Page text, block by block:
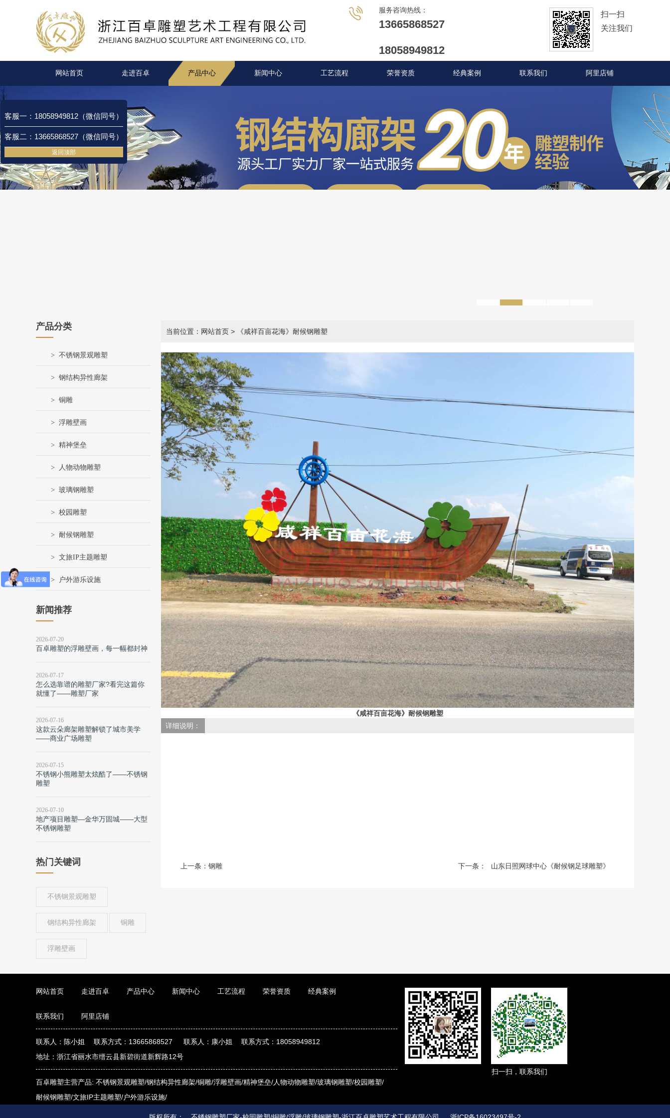
服务咨询热线：
13665868527
18058949812
扫一扫
关注我们
网站首页 走进百卓 产品中心 新闻中心 工艺流程 荣誉资质 经典案例 联系我们 阿里店铺
产品分类
不锈钢景观雕塑
钢结构异性廊架
铜雕
浮雕壁画
精神堡垒
人物动物雕塑
玻璃钢雕塑
校园雕塑
耐候钢雕塑
文旅IP主题雕塑
户外游乐设施
新闻推荐
2026-07-20
百卓雕塑的浮雕壁画，每一幅都封神
2026-07-17
怎么选靠谱的雕塑厂家?看完这篇你
就懂了——雕塑厂家
2026-07-16
这款云朵廊架雕塑解锁了城市美学
——商业广场雕塑
2026-07-15
不锈钢小熊雕塑太炫酷了——不锈钢
雕塑
2026-07-10
地产项目雕塑—金华万固城——大型
不锈钢雕塑
热门关键词
不锈钢景观雕塑
钢结构异性廊架 铜雕
浮雕壁画
当前位置：网站首页 > 《咸祥百亩花海》耐候钢雕塑
《咸祥百亩花海》耐候钢雕塑
详细说明：
上一条： 钢雕 山东日照网球中心《耐候钢足球雕塑》
下一条：
网站首页 走进百卓 产品中心 新闻中心 工艺流程 荣誉资质 经典案例
联系我们 阿里店铺
联系人：陈小姐 联系方式：13665868527 联系人：康小姐 联系方式：18058949812
地址：浙江省丽水市缙云县新碧街道新辉路12号
百卓雕塑主营产品: 不锈钢景观雕塑/钢结构异性廊架/铜雕/浮雕壁画/精神堡垒/人物动物雕塑/玻璃钢雕塑/校园雕塑/
耐候钢雕塑/文旅IP主题雕塑/户外游乐设施/
扫一扫，联系我们
客服一：18058949812（微信同号）
客服二：13665868527（微信同号）
返回顶部